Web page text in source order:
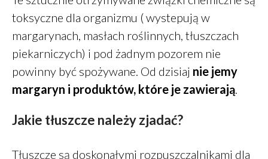
toksyczne dla organizmu ( wystepują w
margarynach, masłach roślinnych, tłuszczach
piekarniczych) i pod żadnym pozorem nie
powinny być spożywane. Od dzisiaj nie jemy
margaryn i produktów, które je zawierają.
Jakie tłuszcze należy zjadać?
Tłuszcze są doskonałymi rozpuszczalnikami dla